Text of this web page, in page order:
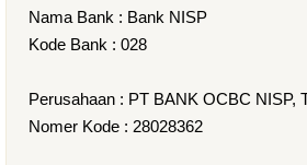
Nama Bank : Bank NISP
Kode Bank : 028
Perusahaan : PT BANK OCBC NISP,
Nomer Kode : 28028362